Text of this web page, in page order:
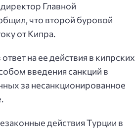
Главной
что второй буровой
от Кипра.
на ее действия в кипрских
введения санкций в
за несанкционированное
действия Турции в